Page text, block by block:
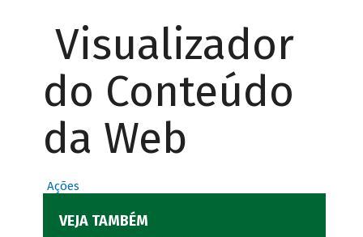
Visualizador
do Conteúdo
da Web
Ações
VEJA TAMBÉM